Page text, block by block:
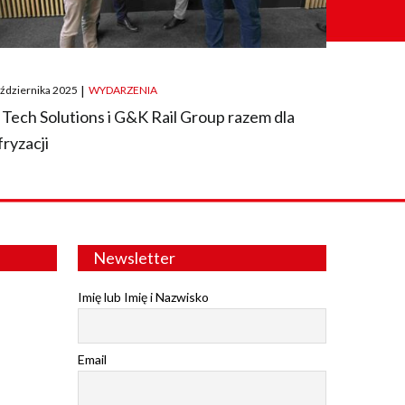
2025 | WYDARZENIA
Tech Solutions i G&K Rail Group razem dla
Newsletter
Imię lub Imię i Nazwisko
Email